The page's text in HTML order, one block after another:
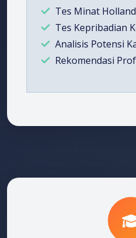
Tes Minat Holland
Tes Kepribadian
Analisis Potensi
Rekomendasi